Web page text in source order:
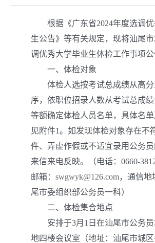
根据《广东省2024年度选调优
生公告》等有关规定，现将汕尾
调优秀大学毕业生体检工作事项公
一、体检对象
体检人选按考试总成绩从高分
序，依职位招录人数从考试总成
等额确定体检人员名单，具体名
见附件1。如发现体检对象存在不
件、弄虚作假或不适宜录用公务
来信来电反映。（电话：0660-
邮箱： swgwyk@126.com，通信地
尾市委组织部公务员一科）
二、体检集合地点
安排于3月1日在汕尾市公务员
地四楼会议室（地址：汕尾市城